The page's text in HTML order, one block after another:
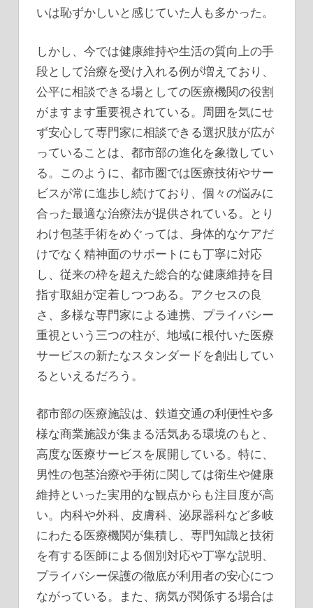
いは恥ずかしいと感じていた人も多かった。
しかし、今では健康維持や生活の質向上の手
段として治療を受け入れる例が増えており、
公平に相談できる場としての医療機関の役割
がますます重要視されている。周囲を気にせ
ず安心して専門家に相談できる選択肢が広が
っていることは、都市部の進化を象徴してい
る。このように、都市圏では医療技術やサー
ビスが常に進歩し続けており、個々の悩みに
合った最適な治療法が提供されている。とり
わけ包茎手術をめぐっては、身体的なケアだ
けでなく精神面のサポートにも丁寧に対応
し、従来の枠を超えた総合的な健康維持を目
指す取組が定着しつつある。アクセスの良
さ、多様な専門家による連携、プライバシー
重視という三つの柱が、地域に根付いた医療
サービスの新たなスタンダードを創出してい
るといえるだろう。
都市部の医療施設は、鉄道交通の利便性や多
様な商業施設が集まる活気ある環境のもと、
高度な医療サービスを展開している。特に、
男性の包茎治療や手術に関しては衛生や健康
維持といった実用的な観点からも注目度が高
い。内科や外科、皮膚科、泌尿器科など多岐
にわたる医療機関が集積し、専門知識と技術
を有する医師による個別対応や丁寧な説明、
プライバシー保護の徹底が利用者の安心につ
ながっている。また、病気が関係する場合は